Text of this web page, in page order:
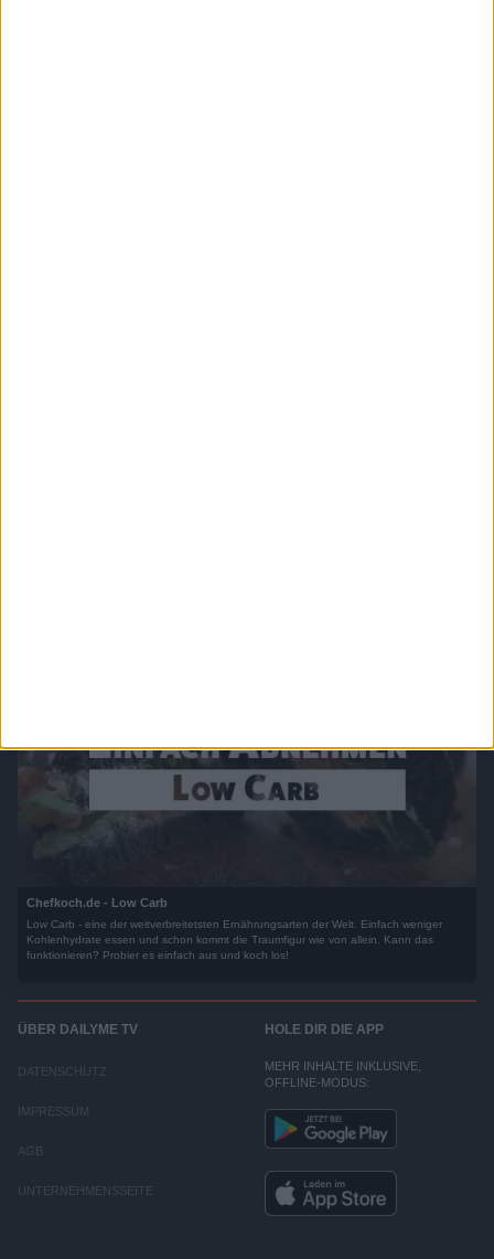
Chefkoch.de - Low Carb
Low Carb - eine der weitverbreitetsten Ernährungsarten der Welt. Einfach weniger
Kohlenhydrate essen und schon kommt die Traumfigur wie von allein. Kann das
funktionieren? Probier es einfach aus und koch los!
ÜBER DAILYME TV
DATENSCHUTZ
IMPRESSUM
AGB
UNTERNEHMENSSEITE
HOLE DIR DIE APP
MEHR INHALTE INKLUSIVE,
OFFLINE-MODUS: